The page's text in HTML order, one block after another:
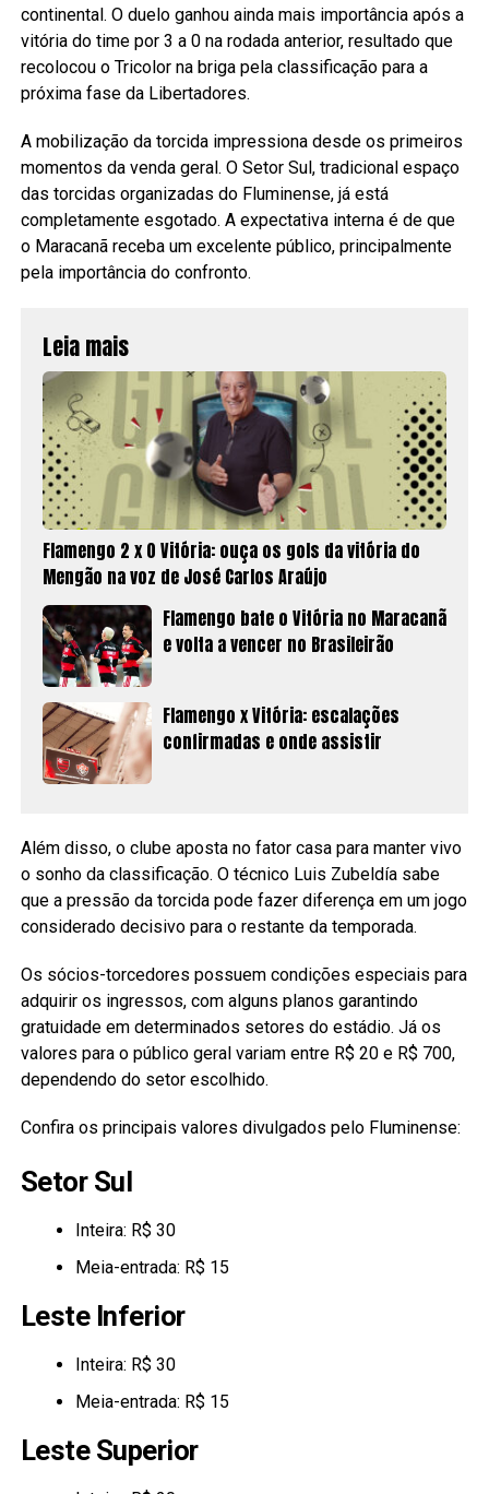
continental. O duelo ganhou ainda mais importância após a
vitória do time por 3 a 0 na rodada anterior, resultado que
recolocou o Tricolor na briga pela classificação para a
próxima fase da Libertadores.
A mobilização da torcida impressiona desde os primeiros
momentos da venda geral. O Setor Sul, tradicional espaço
das torcidas organizadas do Fluminense, já está
completamente esgotado. A expectativa interna é de que
o Maracanã receba um excelente público, principalmente
pela importância do confronto.
Leia mais
Flamengo 2 x 0 Vitória: ouça os gols da vitória do
Mengão na voz de José Carlos Araújo
Flamengo bate o Vitória no Maracanã
e volta a vencer no Brasileirão
Flamengo x Vitória: escalações
confirmadas e onde assistir
Além disso, o clube aposta no fator casa para manter vivo
o sonho da classificação. O técnico Luis Zubeldía sabe
que a pressão da torcida pode fazer diferença em um jogo
considerado decisivo para o restante da temporada.
Os sócios-torcedores possuem condições especiais para
adquirir os ingressos, com alguns planos garantindo
gratuidade em determinados setores do estádio. Já os
valores para o público geral variam entre R$ 20 e R$ 700,
dependendo do setor escolhido.
Confira os principais valores divulgados pelo Fluminense:
Setor Sul
Inteira: R$ 30
Meia-entrada: R$ 15
Leste Inferior
Inteira: R$ 30
Meia-entrada: R$ 15
Leste Superior